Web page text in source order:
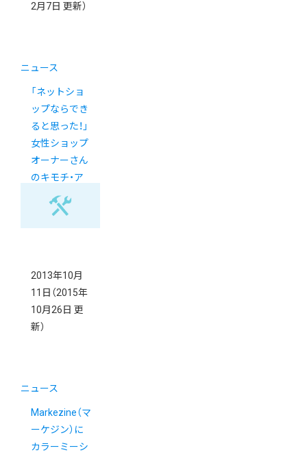
2月7日 更新）
ニュース
「ネットショ
ップならでき
ると思った！」
女性ショップ
オーナーさん
のキモチ・ア
ンケート大公
2013年10月
11日 （2015年
10月26日 更
新）
ニュース
Markezine（マ
ーケジン）に
カラーミーシ